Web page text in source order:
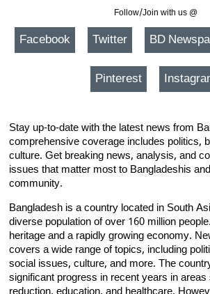
Follow/Join with us @
Facebook Twitter BD
Pinterest
Stay up-to-date with the latest news from
comprehensive coverage includes politics,
culture. Get breaking news, analysis, and
issues that matter most to Bangladeshis
community.
Bangladesh is a country located in South
diverse population of over 160 million
heritage and a rapidly growing economy.
covers a wide range of topics, including
social issues, culture, and more. The
significant progress in recent years in